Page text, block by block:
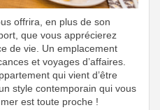
offrira, en plus de son
que vous apprécierez
de vie. Un emplacement
et voyages d’affaires.
qui vient d’être
style contemporain qui vous
est toute proche !